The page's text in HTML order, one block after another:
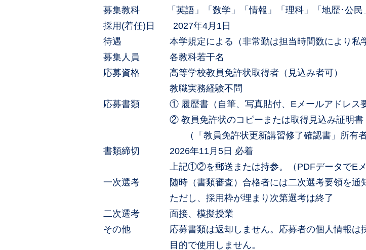
募集教科 「英語」「数学」「情報」「理科」「地歴･公民
採用(着任)日 2027年4月1日
待遇 本学規定による（非常勤は担当時間数により私学
募集人員 各教科若干名
応募資格 高等学校教員免許状取得者（見込み者可）
教職実務経験不問
応募書類 ① 履歴書（自筆、写真貼付、Eメールアドレス要
② 教員免許状のコピーまたは取得見込み証明書
（「教員免許状更新講習修了確認書」所有者は
書類締切 2026年11月5日 必着
上記①②を郵送または持参。（PDFデータでEメー
一次選考 随時（書類審査）合格者には二次選考要領を通
ただし、採用枠が埋まり次第選考は終了
二次選考 面接、模擬授業
その他 応募書類は返却しません。応募者の個人情報は
目的で使用しません。